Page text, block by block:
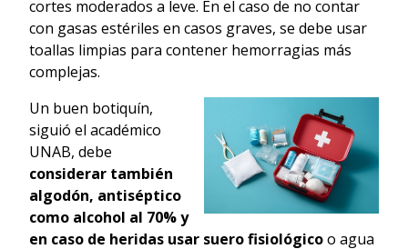
cortes moderados a leve. En el caso de no contar
con gasas estériles en casos graves, se debe usar
toallas limpias para contener hemorragias más
complejas.
Un buen botiquín,
siguió el académico
UNAB, debe
considerar también
algodón, antiséptico
como alcohol al 70% y
en caso de heridas usar suero fisiológicoo agua